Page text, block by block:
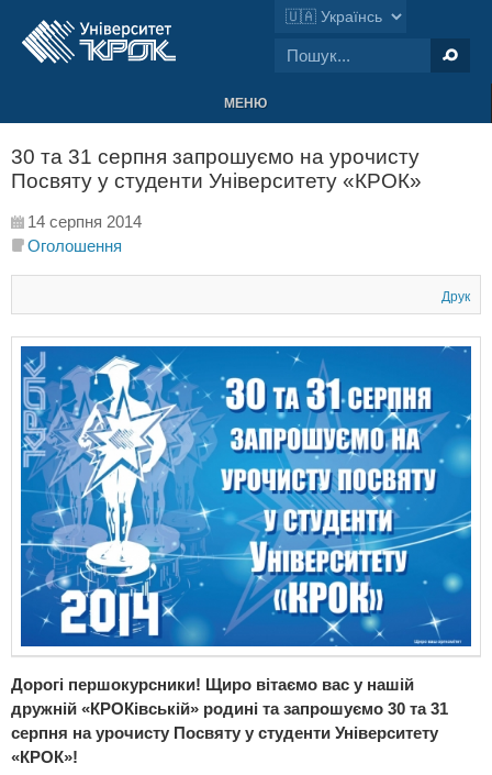
МЕНЮ
30 та 31 серпня запрошуємо на урочисту
Посвяту у студенти Університету «КРОК»
14 серпня 2014
Оголошення
Друк
Дорогі першокурсники! Щиро вітаємо вас у нашій
дружній «КРОКівській» родині та запрошуємо 30 та 31
серпня на урочисту Посвяту у студенти Університету
«КРОК»!